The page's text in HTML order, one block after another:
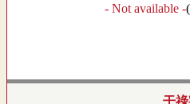
- Not available -(
干